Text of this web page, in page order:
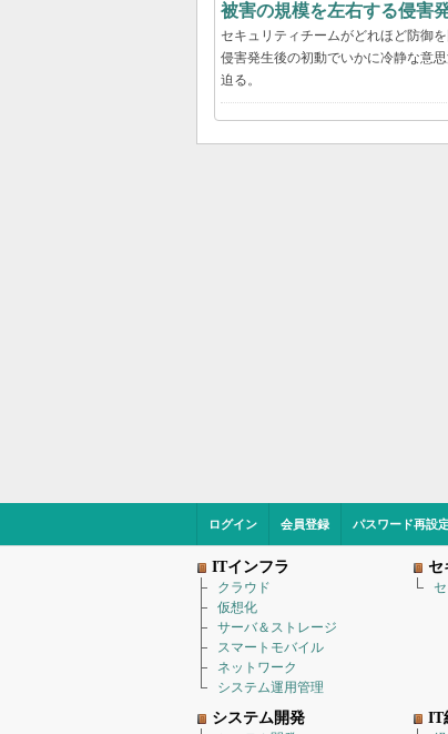
被害の規模を左右する侵害
セキュリティチームがどれほど防御
侵害発生後の初動でいかに冷静な意
迫る。
ログイン 会員登録 パスワード再設
ITインフラ
クラウド
仮想化
サーバ＆ストレージ
スマートモバイル
ネットワーク
システム運用管理
セ
システム開発 IT